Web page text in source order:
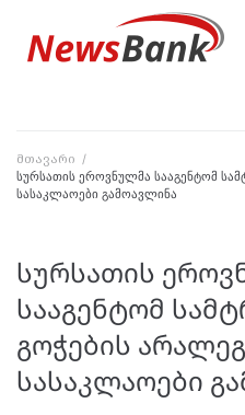
მთავარი /
სურსათის ეროვნულმა სააგენტომ
სასაკლაოები გამოავლინა
სურსათის
სააგენტომ
გოჭების
სასაკლაოები